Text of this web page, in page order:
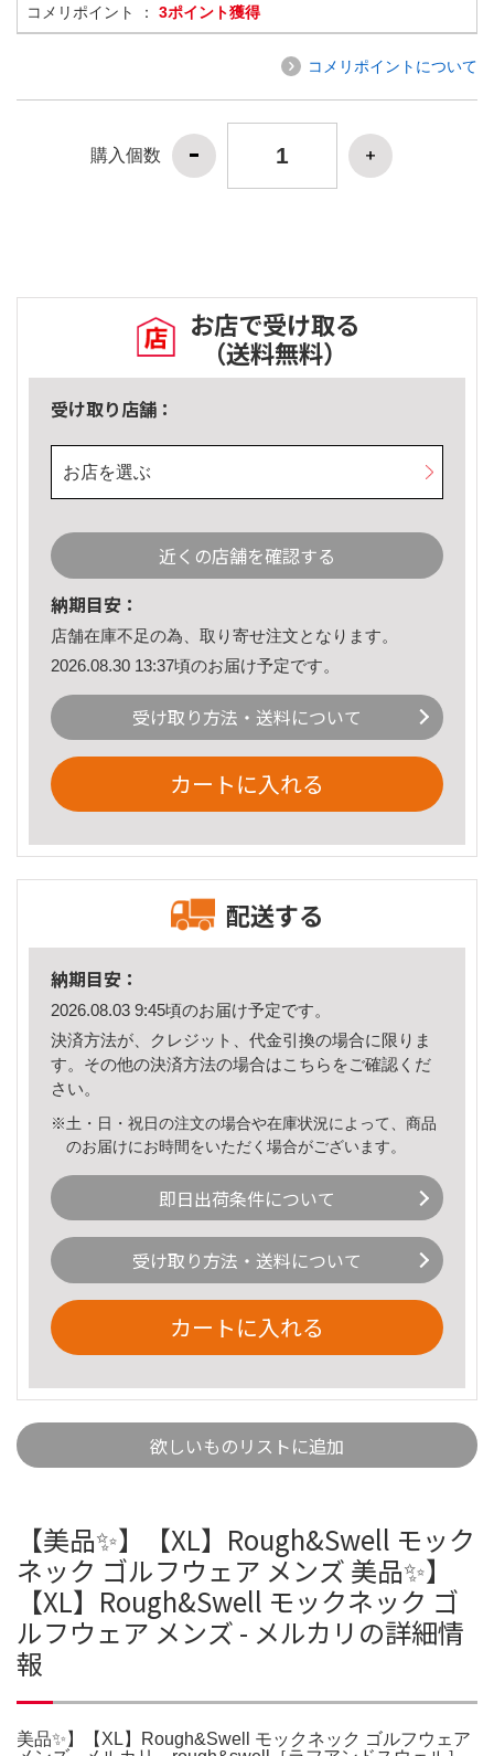
コメリポイント ： 3ポイント獲得
コメリポイントについて
購入個数
お店で受け取る
（送料無料）
受け取り店舗：
お店を選ぶ
近くの店舗を確認する
納期目安：
店舗在庫不足の為、取り寄せ注文となります。
2026.08.30 13:37頃のお届け予定です。
受け取り方法・送料について
カートに入れる
配送する
納期目安：
2026.08.03 9:45頃のお届け予定です。
決済方法が、クレジット、代金引換の場合に限りま
す。その他の決済方法の場合はこちら をご確認くだ
さい。
※土・日・祝日の注文の場合や在庫状況によって、商品
のお届けにお時間をいただく場合がございます。
即日出荷条件について
受け取り方法・送料について
カートに入れる
欲しいものリストに追加
【美品✨】【XL】Rough&Swell モック
ネック ゴルフウェア メンズ 美品✨】
【XL】Rough&Swell モックネック ゴ
ルフウェア メンズ - メルカリの詳細情
報
美品✨】【XL】Rough&Swell モックネック ゴルフウェア